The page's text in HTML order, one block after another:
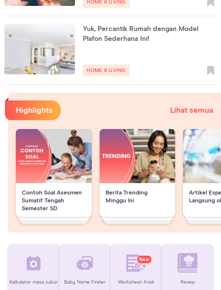
HOME & LIVING
Yuk, Percantik Rumah dengan Model
Plafon Sederhana Ini!
HOME & LIVING
Highlights Lihat semua
Contoh Soal Asesmen
Sumatif Tengah
Semester SD
Berita Trending
Minggu Ini
Artikel
Langsung
Kalkulator masa subur Baby Name Finder
New
Worksheet Anak Resep